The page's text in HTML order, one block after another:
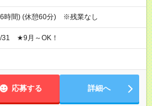
時間) (休憩60分) ※残業なし
31 ★9月～OK！
応募する 詳細へ